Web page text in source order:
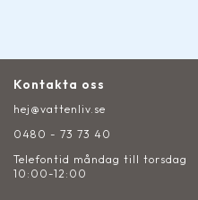
Kontakta oss
hej@vattenliv.se
0480 - 73 73 40
Telefontid måndag till torsdag
10:00-12:00